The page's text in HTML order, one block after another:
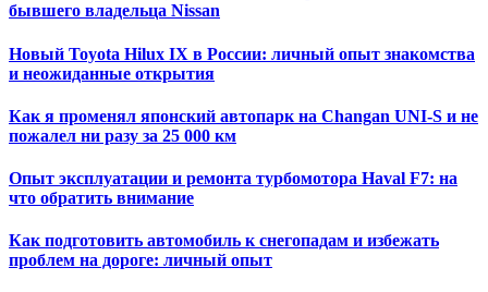
бывшего владельца Nissan
Новый Toyota Hilux IX в России: личный опыт знакомства
и неожиданные открытия
Как я променял японский автопарк на Changan UNI-S и не
пожалел ни разу за 25 000 км
Опыт эксплуатации и ремонта турбомотора Haval F7: на
что обратить внимание
Как подготовить автомобиль к снегопадам и избежать
проблем на дороге: личный опыт